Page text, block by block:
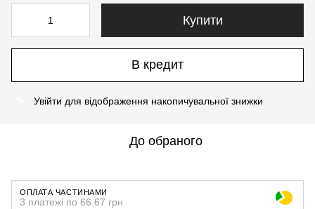
Купити
В кредит
Увійти для відображення накопичувальної знижки
До обраного
ОПЛАТА ЧАСТИНАМИ
3 платежі по 66.67 грн